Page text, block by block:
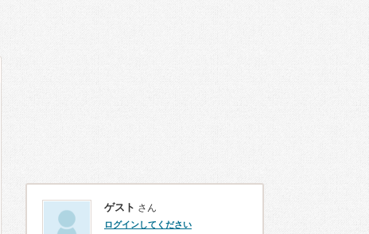
ゲスト さん
ログインしてください